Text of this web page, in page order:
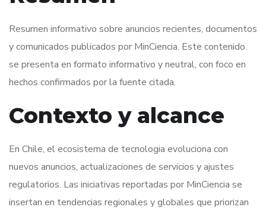
Resumen informativo sobre anuncios recientes, documentos
y comunicados publicados por MinCiencia. Este contenido
se presenta en formato informativo y neutral, con foco en
hechos confirmados por la fuente citada.
Contexto y alcance
En Chile, el ecosistema de tecnologia evoluciona con
nuevos anuncios, actualizaciones de servicios y ajustes
regulatorios. Las iniciativas reportadas por MinCiencia se
insertan en tendencias regionales y globales que priorizan